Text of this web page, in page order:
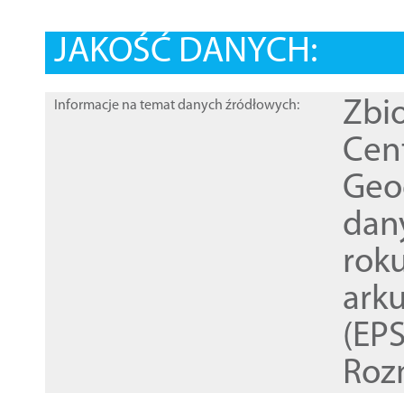
JAKOŚĆ DANYCH:
Informacje na temat danych źródłowych: